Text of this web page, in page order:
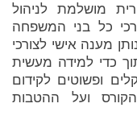
מושלמת לניהול
כל בני המשפחה
נותן מענה אישי לצורכי
כדי למידה מעשית
ופשוטים לקידום
ועל ההטבות